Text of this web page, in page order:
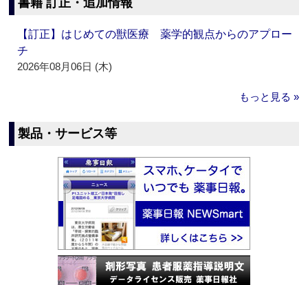
書籍 訂正・追加情報
【訂正】はじめての獣医療 薬学的観点からのアプロー
チ
2026年08月06日 (木)
もっと見る »
製品・サービス等